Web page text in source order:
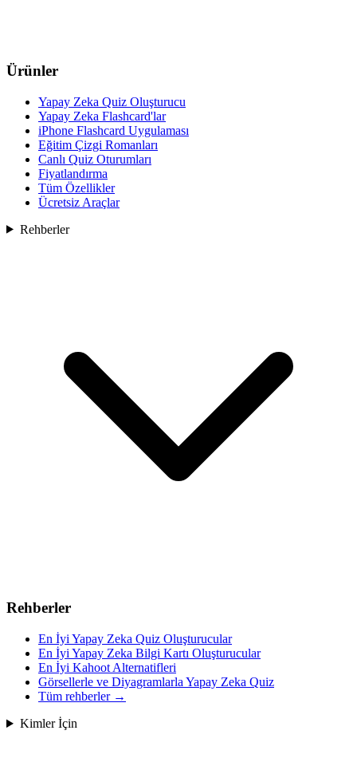
Ürünler
Yapay Zeka Quiz Oluşturucu
Yapay Zeka Flashcard'lar
iPhone Flashcard Uygulaması
Eğitim Çizgi Romanları
Canlı Quiz Oturumları
Fiyatlandırma
Tüm Özellikler
Ücretsiz Araçlar
Rehberler
Rehberler
En İyi Yapay Zeka Quiz Oluşturucular
En İyi Yapay Zeka Bilgi Kartı Oluşturucular
En İyi Kahoot Alternatifleri
Görsellerle ve Diyagramlarla Yapay Zeka Quiz
Tüm rehberler→
Kimler İçin